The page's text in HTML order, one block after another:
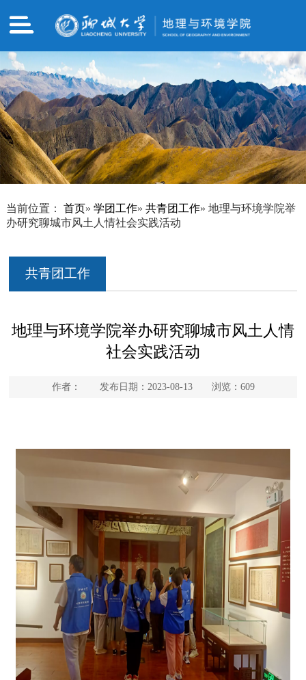
当前位置： 首页» 学团工作» 共青团工作» 地理与环境学院举
办研究聊城市风土人情社会实践活动
共青团工作
地理与环境学院举办研究聊城市风土人情
社会实践活动
作者： 发布日期：2023-08-13 浏览： 609